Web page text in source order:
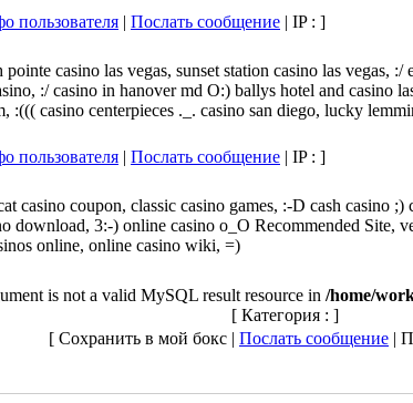
пользователя | Послать сообщение | IP : ]
casino las vegas, sunset station casino las vegas,
:/ casino in hanover md O:) ballys hotel and casino
:((( casino centerpieces ._. casino san diego, lucky
пользователя | Послать сообщение | IP : ]
casino coupon, classic casino games, :-D cash casino
download, 3:-) online casino o_O Recommended Site,
online, online casino wiki, =)
is not a valid MySQL result resource in /home/
[ Категория : ]
[ Сохранить в мой бокс | Послать сообщение |